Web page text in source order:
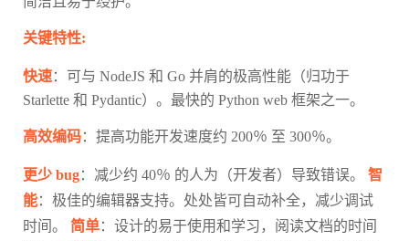
关键特性:
快速：可与 NodeJS 和 Go 并肩的极高性能（归功于
Starlette 和 Pydantic）。最快的 Python web 框架之一。
高效编码：提高功能开发速度约 200％ 至 300％。
更少 bug：减少约 40％ 的人为（开发者）导致错误。 智
能：极佳的编辑器支持。处处皆可自动补全，减少调试
时间。 简单：设计的易于使用和学习，阅读文档的时间